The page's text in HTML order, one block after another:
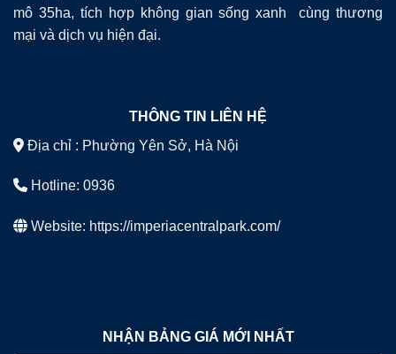
mô 35ha, tích hợp không gian sống xanh cùng thương
mại và dịch vụ hiện đại.
THÔNG TIN LIÊN HỆ
Địa chỉ : Phường Yên Sở, Hà Nội
Hotline: 0936
Website: https://imperiacentralpark.com/
NHẬN BẢNG GIÁ MỚI NHẤT